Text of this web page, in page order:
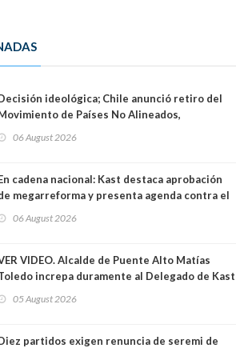
ideológica; Chile anunció retiro del
de Países No Alineados,
1971. Excanciller Insulza lamentó decisión
06 August 2026
cadena nacional: Kast destaca aprobación
megarreforma y presenta agenda contra el
06 August 2026
VIDEO. Alcalde de Puente Alto Matías
increpa duramente al Delegado de Kast
delegado nuevamente arrancando"
05 August 2026
partidos exigen renuncia de seremi de